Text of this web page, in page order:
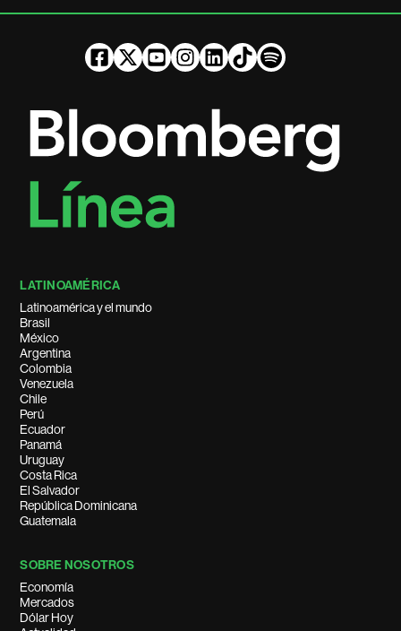
LATINOAMÉRICA
Latinoamérica y el mundo
Brasil
México
Argentina
Colombia
Venezuela
Chile
Perú
Ecuador
Panamá
Uruguay
Costa Rica
El Salvador
República Dominicana
Guatemala
SOBRE NOSOTROS
Economía
Mercados
Dólar Hoy